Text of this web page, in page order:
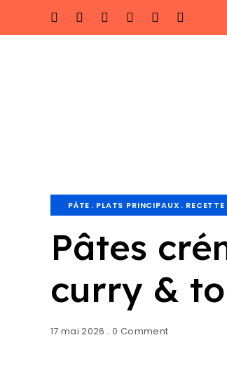
PÂTE PLATS PRINCIPAUX RECETTE
Pâtes
curry &
17 mai 2026 0 Comment